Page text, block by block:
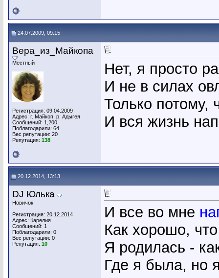
24.07.2009, 09:15
Вера_из_Майкопа
Местный
Регистрация: 09.04.2009
Адрес: г. Майкоп. р. Адыгея
Сообщений: 1,200
Поблагодарили: 64
Вес репутации: 20
Репутация: 138
Нет, я просто
И не в силах
Только
И вся жизнь
20.12.2014, 13:13
DJ Юлька
Новичок
Регистрация: 20.12.2014
Адрес: Карелия
Сообщений: 1
Поблагодарили: 0
Вес репутации: 0
Репутация: 10
И все во мне
Как хорошо,
Я родилась -
Где я была, но